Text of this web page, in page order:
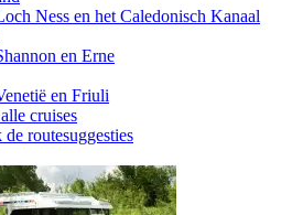
Ness en het Caledonisch Kanaal
en Erne
en Friuli
cruises
de routesuggesties